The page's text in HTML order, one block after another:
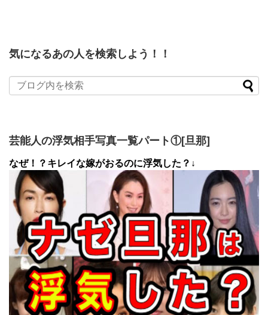
気になるあの人を検索しよう！！
芸能人の浮気相手写真一覧パート①[旦那]
なぜ！？キレイな嫁がおるのに浮気した？↓